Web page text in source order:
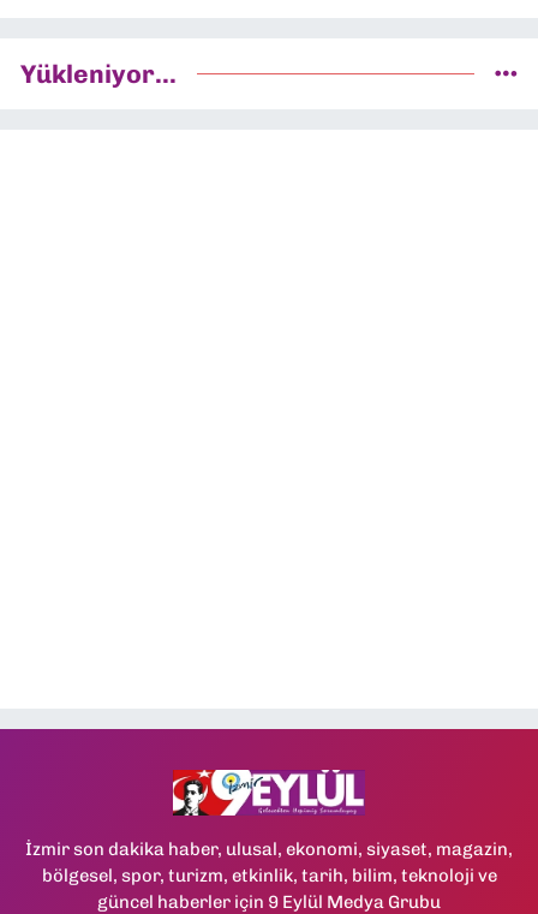
Yükleniyor...
İzmir son dakika haber, ulusal, ekonomi, siyaset, magazin,
bölgesel, spor, turizm, etkinlik, tarih, bilim, teknoloji ve
güncel haberler için 9 Eylül Medya Grubu